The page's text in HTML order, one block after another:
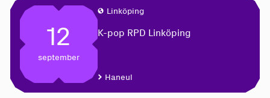
12
september
Linköping
K-pop RPD Linköping
Haneul